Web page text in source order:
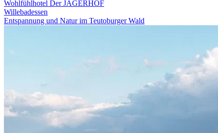
Wohlfühlhotel Der JÄGERHOF
Willebadessen
Entspannung und Natur im Teutoburger Wald